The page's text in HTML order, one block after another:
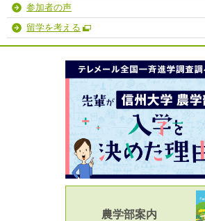
参加者の声
留学を考える
農学部案内